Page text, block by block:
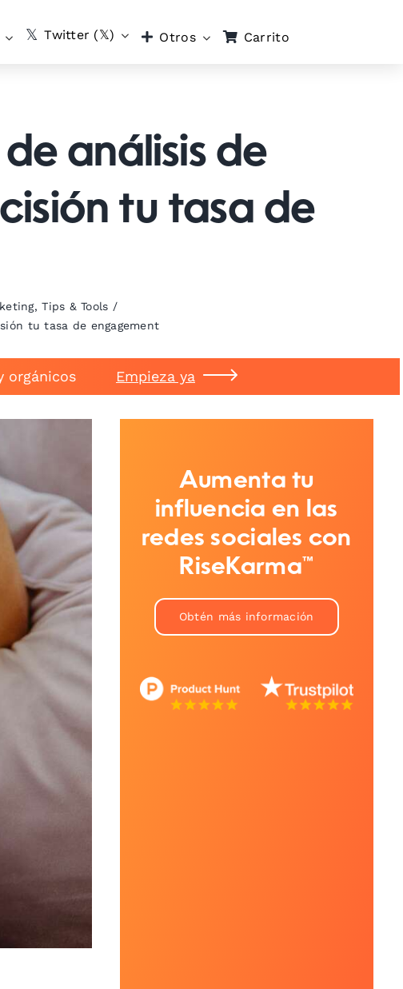
Twitter (𝕏) Otros Carrito
análisis de
tu tasa de
,Tips & Tools /
tu tasa de engagement
orgánicos Empieza ya
Aumenta tu
influencia en las
redes sociales con
RiseKarma™
Obtén más información